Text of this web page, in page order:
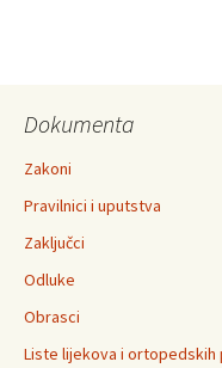
Dokumenta
Zakoni
Pravilnici i uputstva
Zaključci
Odluke
Obrasci
Liste lijekova i ortopedskih